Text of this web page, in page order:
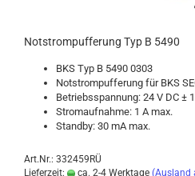
Not­strom­puf­fe­rung Typ B 5490
BKS Typ B 5490 0303
Not­strom­puf­fe­rung für BKS
Be­triebs­span­nung: 24 V DC ±
Strom­auf­nah­me: 1 A max.
Stand­by: 30 mA max.
Art.Nr.: 332459RÜ
Lieferzeit:
ca. 2-4 Werktage (Ausland